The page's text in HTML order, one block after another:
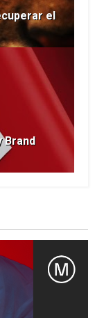
el
Brand